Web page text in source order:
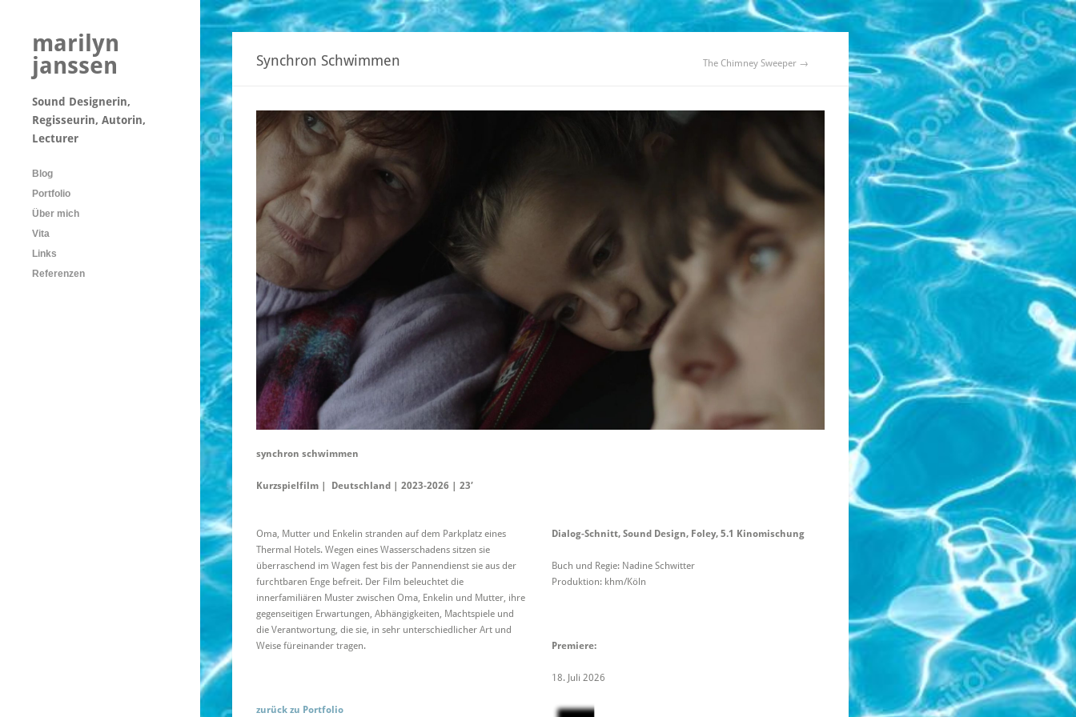
marilyn
janssen
Sound Designerin,
Regisseurin, Autorin,
Lecturer
Blog
Portfolio
Über mich
Vita
Links
Referenzen
Synchron Schwimmen The Chimney Sweeper →
synchron schwimmen
Kurzspielfilm | Deutschland | 2023-2026 | 23′
Oma, Mutter und Enkelin stranden auf dem Parkplatz eines
Thermal Hotels. Wegen eines Wasserschadens sitzen sie
überraschend im Wagen fest bis der Pannendienst sie aus der
furchtbaren Enge befreit. Der Film beleuchtet die
innerfamiliären Muster zwischen Oma, Enkelin und Mutter, ihre
gegenseitigen Erwartungen, Abhängigkeiten, Machtspiele und
die Verantwortung, die sie, in sehr unterschiedlicher Art und
Weise füreinander tragen.
zurück zu Portfolio
Dialog-Schnitt, Sound Design, Foley, 5.1 Kinomischung
Buch und Regie: Nadine Schwitter
Produktion: khm/Köln
Premiere:
18. Juli 2026